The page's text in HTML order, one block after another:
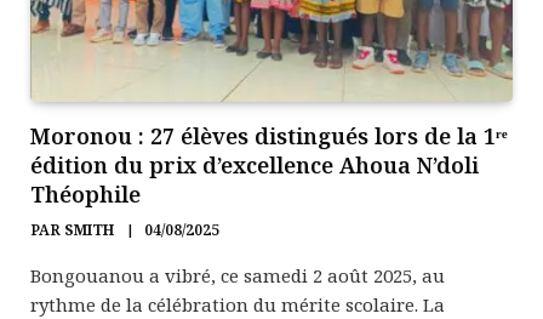
Moronou : 27 élèves distingués lors de la 1ʳᵉ
édition du prix d’excellence Ahoua N’doli
Théophile
PAR SMITH 04/08/2025
Bongouanou a vibré, ce samedi 2 août 2025, au
rythme de la célébration du mérite scolaire. La